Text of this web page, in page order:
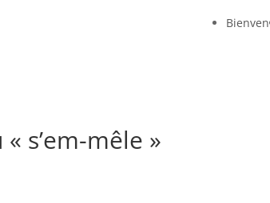
s’em-mêle »